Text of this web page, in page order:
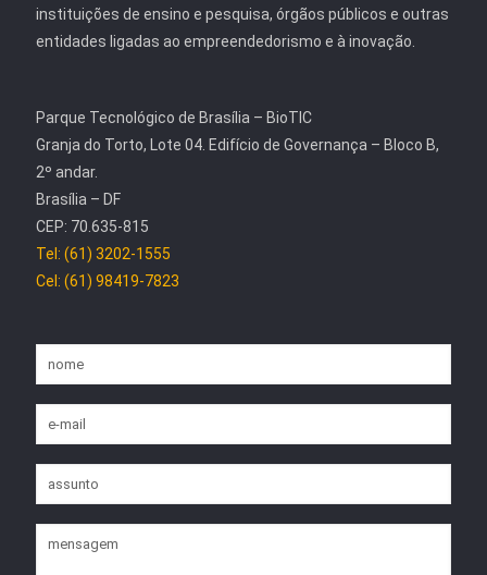
instituições de ensino e pesquisa, órgãos públicos e outras
entidades ligadas ao empreendedorismo e à inovação.
Parque Tecnológico de Brasília – BioTIC
Granja do Torto, Lote 04. Edifício de Governança – Bloco B,
2º andar.
Brasília – DF
CEP: 70.635-815
Tel: (61) 3202-1555
Cel: (61) 98419-7823